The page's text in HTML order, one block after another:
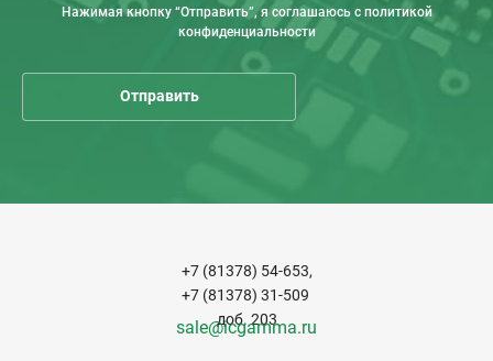
Нажимая кнопку “Отправить”, я соглашаюсь с политикой
конфиденциальности
+7 (81378) 54-653,
+7 (81378) 31-509
доб. 203
sale@icgamma.ru